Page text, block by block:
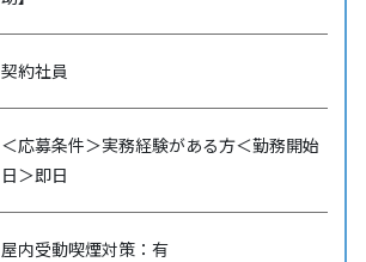
契約社員
＜応募条件＞実務経験がある方＜勤務開始
日＞即日
屋内受動喫煙対策：有